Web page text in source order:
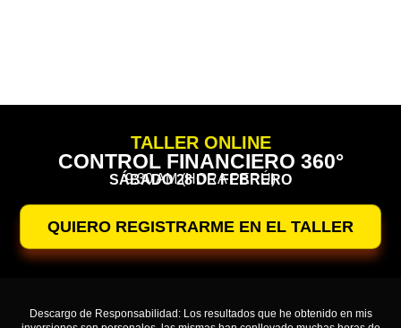
TALLER ONLINE
CONTROL FINANCIERO 360°
SÁBADO 28 DE FEBRERO
9:30 AM (HORA PERÚ)
QUIERO REGISTRARME EN EL TALLER
Descargo de Responsabilidad: Los resultados que he obtenido en mis